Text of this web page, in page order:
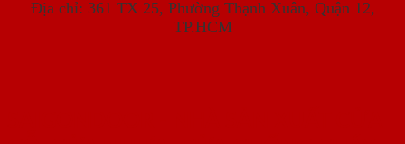
Địa chỉ: 361 TX 25, Phường Thạnh Xuân, Quận 12,
TP.HCM